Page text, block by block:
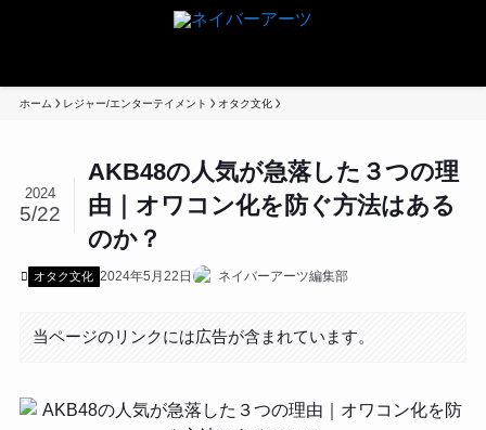
ホーム レジャー/エンターテイメント オタク文化
AKB48の人気が急落した３つの理
由｜オワコン化を防ぐ方法はある
のか？
2024
5/22
オタク文化 2024年5月22日 ネイバーアーツ編集部
当ページのリンクには広告が含まれています。